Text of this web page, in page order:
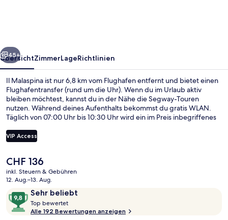
Weiter
45+
ÜbersichtZimmerLageRichtlinien
Il Malaspina ist nur 6,8 km vom Flughafen entfernt und bietet einen
Flughafentransfer (rund um die Uhr). Wenn du im Urlaub aktiv
bleiben möchtest, kannst du in der Nähe die Segway-Touren
nutzen. Während deines Aufenthalts bekommst du gratis WLAN.
Täglich von 07:00 Uhr bis 10:30 Uhr wird ein im Preis inbegriffenes
außerdem höchstens 15 Gehminuten entfernt von: Piazza di Santa
Maria Novella und Piazza del Duomo. Die Unterkunft ist nur einen
Zur U-Bahn läuft man 6 Minuten (Straßenbahnhaltestelle Strozzi -
Fallaci) bzw. 6 Minuten (Straßenbahnhaltestelle Fortezza).
VIP Access
Der
aktuelle
Preis
CHF 136.
CHF 136
inkl. Steuern & Gebühren
12. Aug.–13. Aug.
Bewertungen
Sehr beliebt
9,8
von
10,
Top bewertet
o
Alle 192 Bewertungen anzeigen